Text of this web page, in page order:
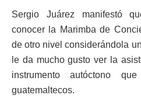
Sergio Juárez manifestó
conocer la Marimba de
de otro nivel considerándola
le da mucho gusto ver la
instrumento autóctono
guatemaltecos.